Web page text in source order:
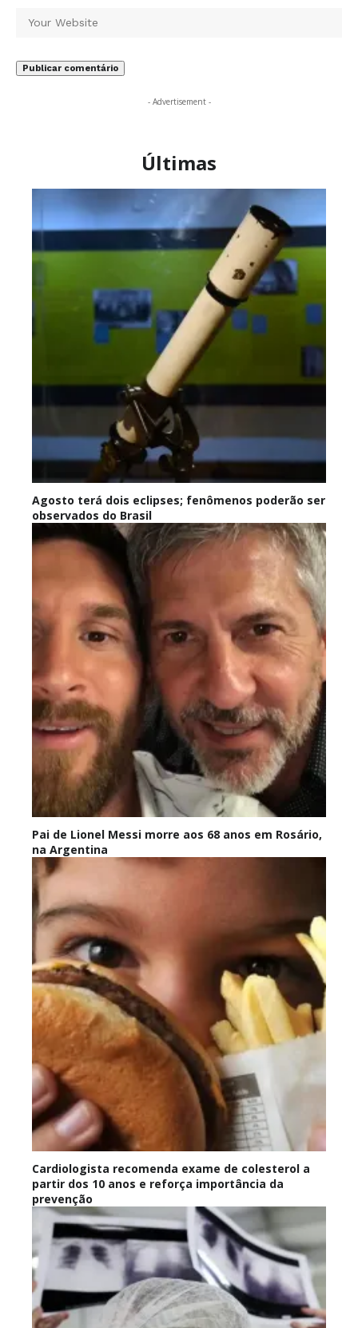
- Advertisement -
Últimas
Agosto terá dois eclipses; fenômenos poderão ser
observados do Brasil
Pai de Lionel Messi morre aos 68 anos em Rosário,
na Argentina
Cardiologista recomenda exame de colesterol a
partir dos 10 anos e reforça importância da
prevenção